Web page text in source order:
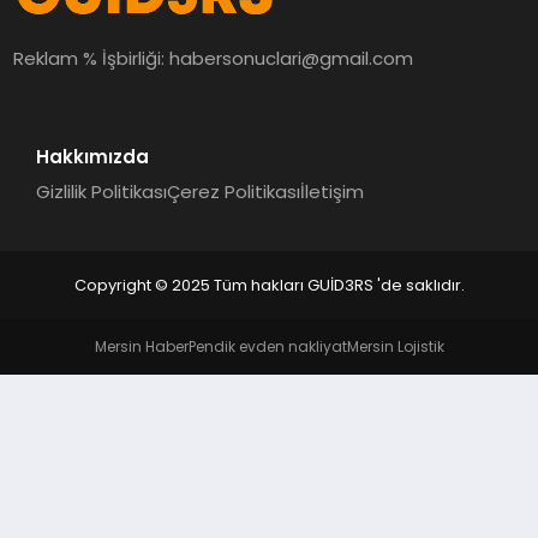
MAGAZIN
Reklam % İşbirliği:habersonuclari@gmail.com
Hakkımızda
Gizlilik PolitikasıÇerez Politikasıİletişim
Copyright © 2025 Tüm hakları GUİD3RS 'de saklıdır.
Mersin HaberPendik evden nakliyatMersin Lojistik